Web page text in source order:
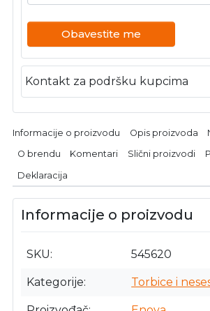
Obavestite me
Kontakt za podršku kupcima
Informacije o proizvodu Opis proizvoda
O brendu Komentari Slični proizvodi
Deklaracija
Informacije o proizvodu
SKU 545620
Kategorije Torbice i